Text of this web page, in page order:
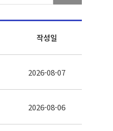
작성일
2026-08-07
2026-08-06